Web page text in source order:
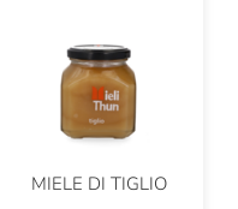
MIELE DI TIGLIO